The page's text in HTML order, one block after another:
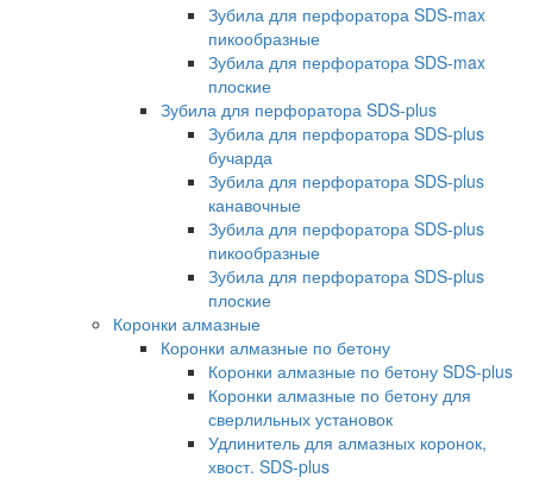
Зубила для перфоратора SDS-max
пикообразные
Зубила для перфоратора SDS-max
плоские
Зубила для перфоратора SDS-plus
Зубила для перфоратора SDS-plus
бучарда
Зубила для перфоратора SDS-plus
канавочные
Зубила для перфоратора SDS-plus
пикообразные
Зубила для перфоратора SDS-plus
плоские
Коронки алмазные
Коронки алмазные по бетону
Коронки алмазные по бетону SDS-plus
Коронки алмазные по бетону для
сверлильных установок
Удлинитель для алмазных коронок,
хвост. SDS-plus